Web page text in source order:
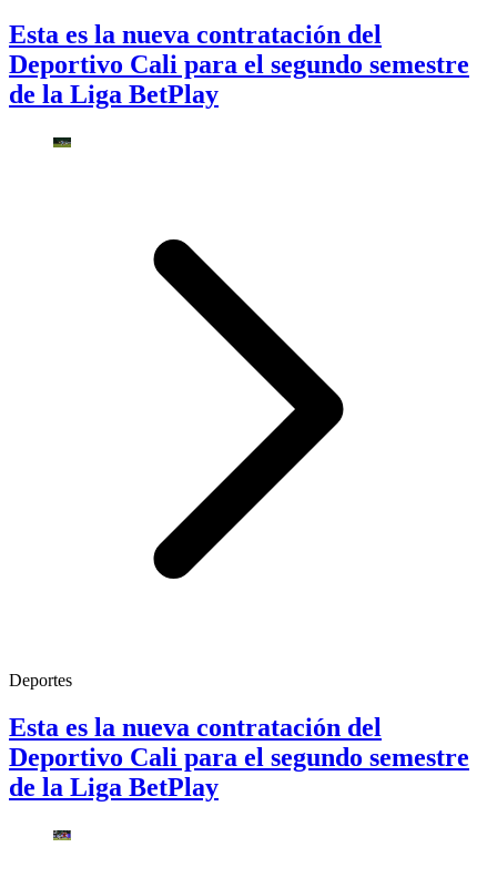
Esta es la nueva contratación del
Deportivo Cali para el segundo semestre
de la Liga BetPlay
Deportes
Esta es la nueva contratación del
Deportivo Cali para el segundo semestre
de la Liga BetPlay